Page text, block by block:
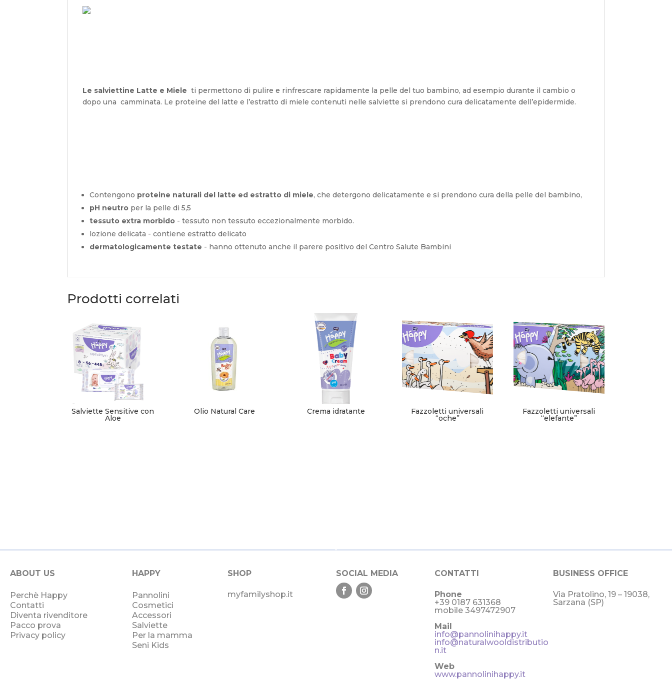
Le salviettine Latte e Miele ti permettono di pulire e rinfrescare rapidamente la pelle del tuo bambino, ad esempio durante il cambio o
dopo una camminata. Le proteine ​​del latte e l’estratto di miele contenuti nelle salviette si prendono cura delicatamente dell’epidermide.
Contengono proteine ​​naturali del latte ed estratto di miele, che detergono delicatamente e si prendono cura della pelle del bambino,
pH neutro per la pelle di 5,5
tessuto extra morbido - tessuto non tessuto eccezionalmente morbido.
lozione delicata - contiene estratto delicato
dermatologicamente testate - hanno ottenuto anche il parere positivo del Centro Salute Bambini
Prodotti correlati
Salviette Sensitive con
Aloe
Olio Natural Care Crema idratante Fazzoletti universali
“oche”
Fazzoletti universali
“elefante”
ABOUT US
Perchè Happy
Contatti
Diventa rivenditore
Pacco prova
Privacy policy
HAPPY
Pannolini
Cosmetici
Accessori
Salviette
Per la mamma
Seni Kids
SHOP
myfamilyshop.it
SOCIAL MEDIA CONTATTI
Phone
+39 0187 631368
mobile 3497472907
Mail
info@pannolinihappy.it
info@naturalwooldistributio
n.it
Web
www.pannolinihappy.it
BUSINESS OFFICE
Via Pratolino, 19 – 19038,
Sarzana (SP)